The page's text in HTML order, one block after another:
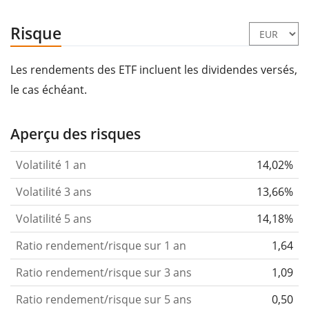
Risque
Les rendements des ETF incluent les dividendes versés,
le cas échéant.
Aperçu des risques
Volatilité 1 an
14,02%
Volatilité 3 ans
13,66%
Volatilité 5 ans
14,18%
Ratio rendement/risque sur 1 an
1,64
Ratio rendement/risque sur 3 ans
1,09
Ratio rendement/risque sur 5 ans
0,50